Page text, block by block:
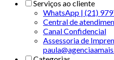
Serviços ao cliente
WhatsApp | (21)
Central de
Canal Confidencial
Assessoria de